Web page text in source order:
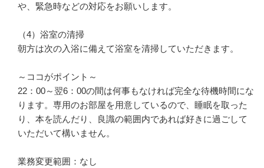
や、緊急時などの対応をお願いします。
（4）浴室の清掃
朝方は次の入浴に備えて浴室を清掃していただきます。
～ココがポイント～
22：00～翌6：00の間は何事もなければ完全な待機時間にな
ります。専用のお部屋を用意しているので、睡眠を取った
り、本を読んだり、良識の範囲内であれば好きに過ごして
いただいて構いません。
業務変更範囲：なし